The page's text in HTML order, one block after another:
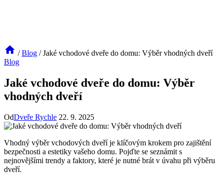
/ Blog / Jaké vchodové dveře do domu: Výběr vhodných dveří
Blog
Jaké vchodové dveře do domu: Výběr
vhodných dveří
OdDveře Rychle 22. 9. 2025
Vhodný výběr vchodových dveří je klíčovým krokem pro zajištění
bezpečnosti a estetiky vašeho domu. Pojďte se seznámit s
nejnovějšími trendy a faktory, které je nutné brát v úvahu při výběru
dveří.